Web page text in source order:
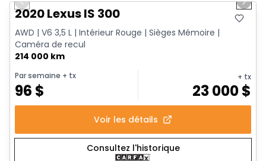
Previous slide Next
2020 Lexus IS 300
AWD | V6 3,5 L | Intérieur Rouge | Sièges Mémoire |
Caméra de recul
214 000 km
Par semaine + tx
96 $
+ tx
23 000$
Voir les détails
Consultez l'historique